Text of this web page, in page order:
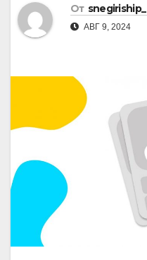
От snegiriship_
АВГ 9, 2024